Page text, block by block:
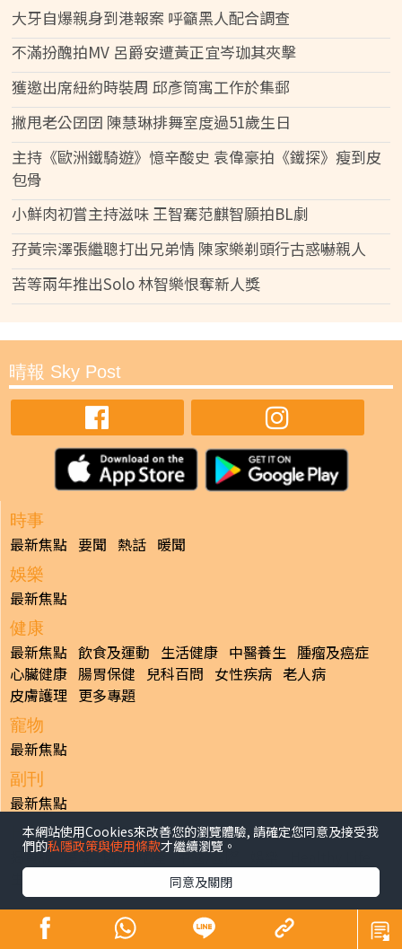
大牙自爆親身到港報案 呼籲黑人配合調查
不滿扮醜拍MV 呂爵安遭黃正宜岑珈其夾擊
獲邀出席紐約時裝周 邱彥筒寓工作於集郵
撇甩老公囝囝 陳慧琳排舞室度過51歲生日
主持《歐洲鐵騎遊》憶辛酸史 袁偉豪拍《鐵探》瘦到皮
包骨
小鮮肉初嘗主持滋味 王智騫范麒智願拍BL劇
孖黃宗澤張繼聰打出兄弟情 陳家樂剃頭行古惑嚇親人
苦等兩年推出Solo 林智樂恨奪新人獎
晴報 Sky Post
時事
最新焦點 要聞 熱話 暖聞
娛樂
最新焦點
健康
最新焦點 飲食及運動 生活健康 中醫養生 腫瘤及癌症
心臟健康 腸胃保健 兒科百問 女性疾病 老人病
皮膚護理 更多專題
寵物
最新焦點
副刊
最新焦點
日報
揭頁版 港聞 財經/地產 中國/國際
生活副刊
體育 專題/人物
香港經濟日報版權所有©2026
本網站使用Cookies來改善您的瀏覽體驗, 請確定您同意及接受我
們的私隱政策與使用條款才繼續瀏覽。
同意及關閉